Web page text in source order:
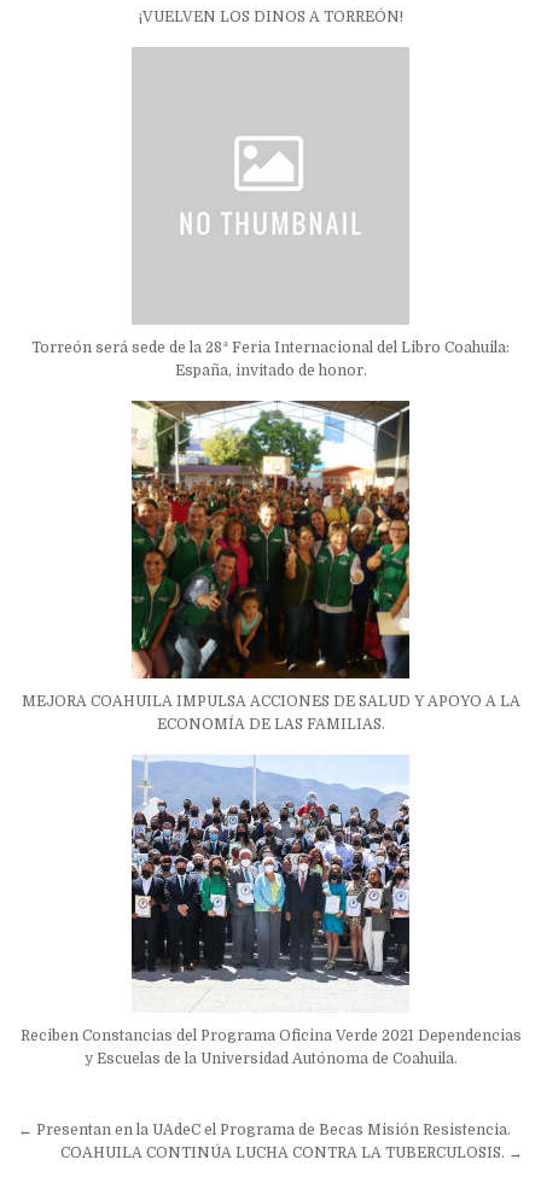
¡VUELVEN LOS DINOS A TORREÓN!
Torreón será sede de la 28ª Feria Internacional del Libro Coahuila:
España, invitado de honor.
MEJORA COAHUILA IMPULSA ACCIONES DE SALUD Y APOYO A LA
ECONOMÍA DE LAS FAMILIAS.
Reciben Constancias del Programa Oficina Verde 2021 Dependencias
y Escuelas de la Universidad Autónoma de Coahuila.
Navegación
← Presentan en la UAdeC el Programa de Becas Misión Resistencia.
COAHUILA CONTINÚA LUCHA CONTRA LA TUBERCULOSIS. →